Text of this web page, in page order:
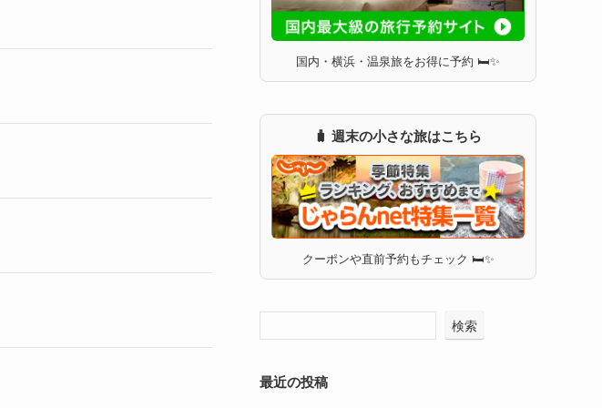
国内・横浜・温泉旅をお得に予約 🛏✨
🧳 週末の小さな旅はこちら
クーポンや直前予約もチェック 🛏✨
検索
最近の投稿